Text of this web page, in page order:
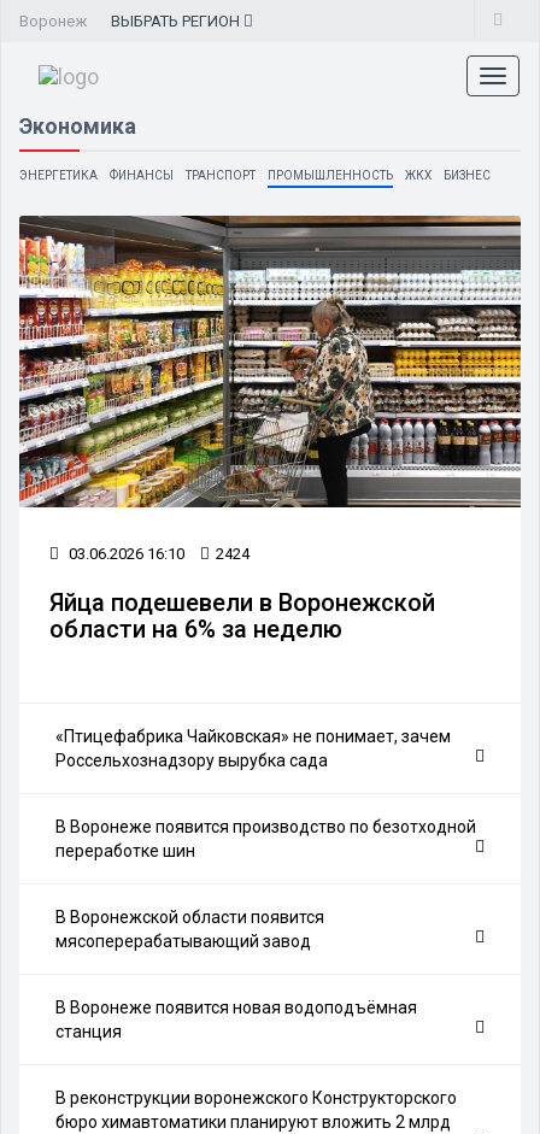
Воронеж ВЫБРАТЬ РЕГИОН
Экономика
ЭНЕРГЕТИКА ФИНАНСЫ ТРАНСПОРТ ПРОМЫШЛЕННОСТЬ ЖКХ БИЗНЕС
03.06.2026 16:10 2424
Яйца подешевели в Воронежской
области на 6% за неделю
«Птицефабрика Чайковская» не понимает, зачем
Россельхознадзору вырубка сада
В Воронеже появится производство по безотходной
переработке шин
В Воронежской области появится
мясоперерабатывающий завод
В Воронеже появится новая водоподъёмная
станция
В реконструкции воронежского Конструкторского
бюро химавтоматики планируют вложить 2 млрд